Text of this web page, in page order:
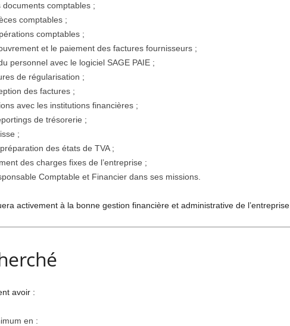
comptables ;
comptables ;
comptables ;
et le paiement des factures fournisseurs ;
personnel avec le logiciel SAGE PAIE ;
de régularisation ;
des factures ;
avec les institutions financières ;
de trésorerie ;
;
des états de TVA ;
des charges fixes de l’entreprise ;
Comptable et Financier dans ses missions.
activement à la bonne gestion financière et administrative de l’entreprise.
avoir :
en :